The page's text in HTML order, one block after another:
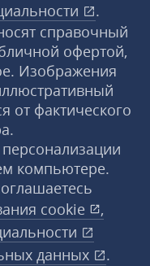
.
справочный
офертой,
Изображения
от фактического
компьютере.
cookie
,
данных .